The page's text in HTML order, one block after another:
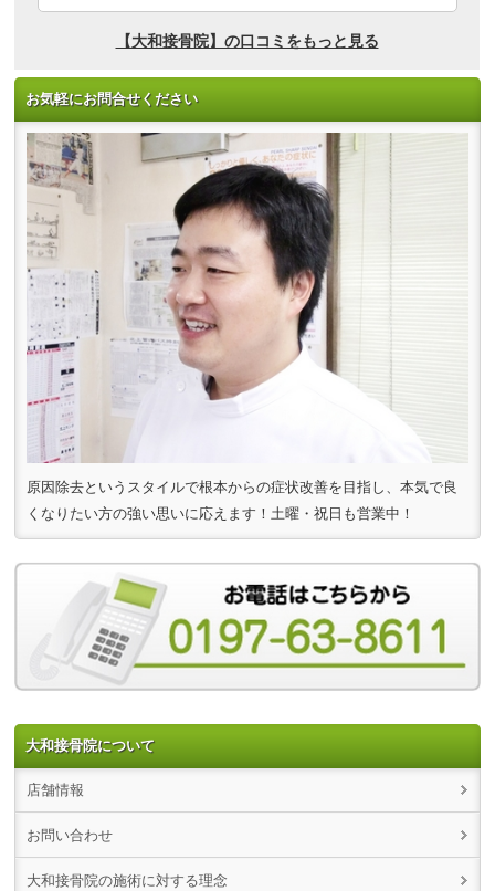
お気軽にお問合せください
原因除去というスタイルで根本からの症状改善を目指し、本気で良
くなりたい方の強い思いに応えます！土曜・祝日も営業中！
大和接骨院について
店舗情報
お問い合わせ
大和接骨院の施術に対する理念